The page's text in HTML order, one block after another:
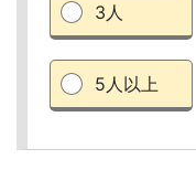
3人
5人以上